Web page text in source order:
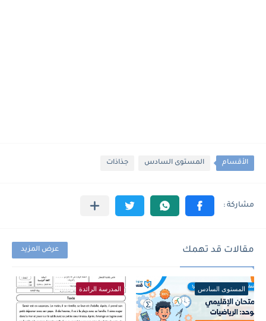
الأقسام المستوى السادس جذاذات
مقالات قد تهمك عرض المزيد
المستوى السادس المدرسة الرائدة